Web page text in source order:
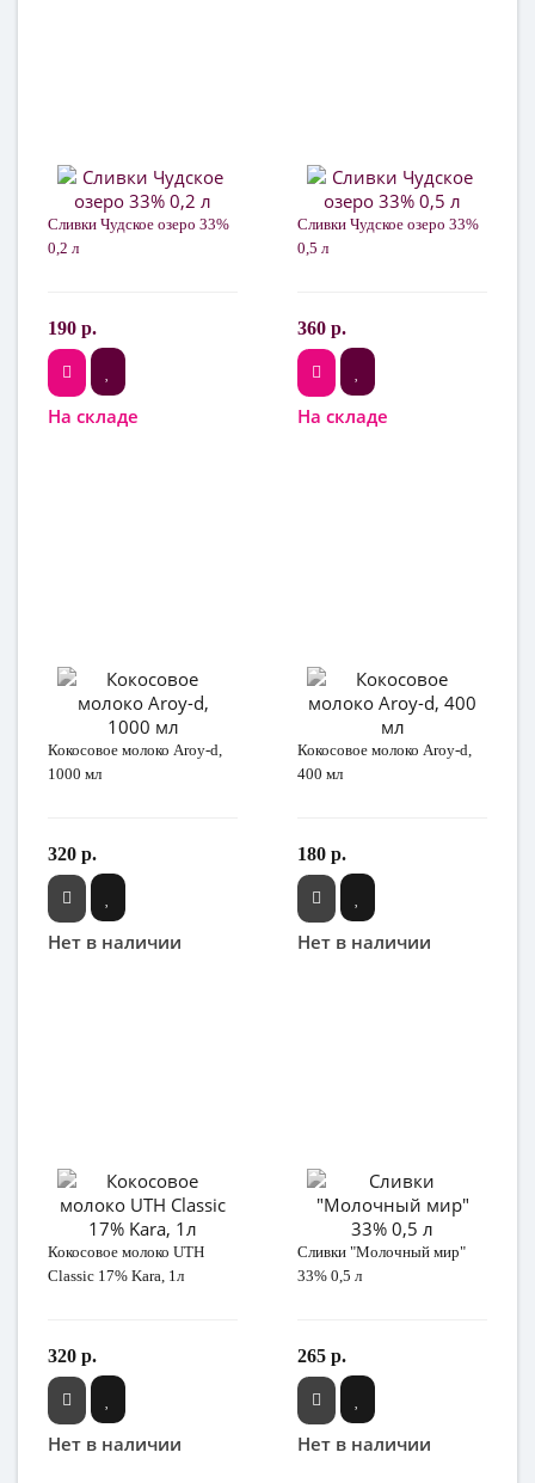
Сливки Чудское озеро 33%
0,2 л
190 р.
На складе
Сливки Чудское озеро 33%
0,5 л
360 р.
На складе
Кокосовое молоко Aroy-d,
1000 мл
320 р.
Нет в наличии
Кокосовое молоко Aroy-d,
400 мл
180 р.
Нет в наличии
Кокосовое молоко UTH
Classic 17% Kara, 1л
320 р.
Нет в наличии
Сливки "Молочный мир"
33% 0,5 л
265 р.
Нет в наличии